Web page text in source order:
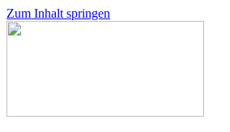
Zum Inhalt springen